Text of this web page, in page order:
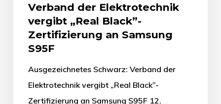
Verband der Elektrotechnik
vergibt „Real Black”-
Zertifizierung an Samsung
S95F
Ausgezeichnetes Schwarz: Verband der
Elektrotechnik vergibt „Real Black”-
Zertifizierung an Samsung S95F 12.